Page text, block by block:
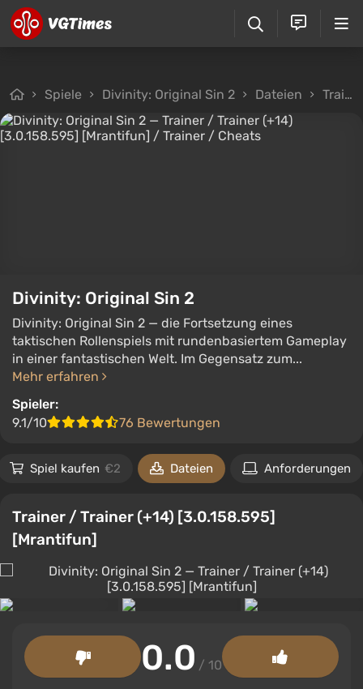
Spiele Divinity: Original Sin 2 Dateien Trainer
Divinity: Original Sin 2
Divinity: Original Sin 2 — die Fortsetzung eines
taktischen Rollenspiels mit rundenbasiertem Gameplay
in einer fantastischen Welt. Im Gegensatz zum...
Mehr erfahren
Spieler:
9.1/10
76 Bewertungen
Spiel kaufen €2 Dateien Anforderungen
Trainer / Trainer (+14) [3.0.158.595]
[Mrantifun]
0.0 / 10